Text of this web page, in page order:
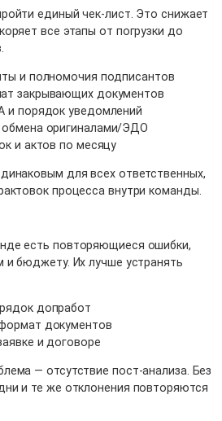
единый чек-лист. Это снижает
все этапы от погрузки до
и полномочия подписантов
закрывающих документов
и порядок уведомлений
обмена оригиналами/ЭДО
и актов по месяцу
для всех ответственных,
процесса внутри команды.
есть повторяющиеся ошибки,
бюджету. Их лучше устранять
допработ
документов
и договоре
— отсутствие пост-анализа. Без
и те же отклонения повторяются